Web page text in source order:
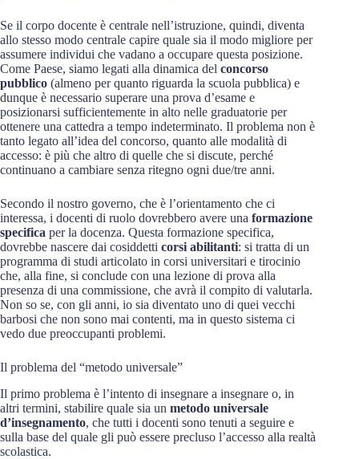
Se il corpo docente è centrale nell’istruzione, quindi, diventa
allo stesso modo centrale capire quale sia il modo migliore per
assumere individui che vadano a occupare questa posizione.
Come Paese, siamo legati alla dinamica del concorso
pubblico (almeno per quanto riguarda la scuola pubblica) e
dunque è necessario superare una prova d’esame e
posizionarsi sufficientemente in alto nelle graduatorie per
ottenere una cattedra a tempo indeterminato. Il problema non è
tanto legato all’idea del concorso, quanto alle modalità di
accesso: è più che altro di quelle che si discute, perché
continuano a cambiare senza ritegno ogni due/tre anni.
Secondo il nostro governo, che è l’orientamento che ci
interessa, i docenti di ruolo dovrebbero avere una formazione
specifica per la docenza. Questa formazione specifica,
dovrebbe nascere dai cosiddetti corsi abilitanti: si tratta di un
programma di studi articolato in corsi universitari e tirocinio
che, alla fine, si conclude con una lezione di prova alla
presenza di una commissione, che avrà il compito di valutarla.
Non so se, con gli anni, io sia diventato uno di quei vecchi
barbosi che non sono mai contenti, ma in questo sistema ci
vedo due preoccupanti problemi.
Il problema del “metodo universale”
Il primo problema è l’intento di insegnare a insegnare o, in
altri termini, stabilire quale sia un metodo universale
d’insegnamento, che tutti i docenti sono tenuti a seguire e
sulla base del quale gli può essere precluso l’accesso alla realtà
scolastica.